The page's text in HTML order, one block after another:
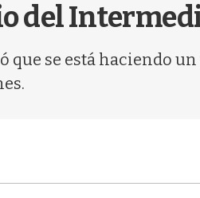
del
se está haciendo